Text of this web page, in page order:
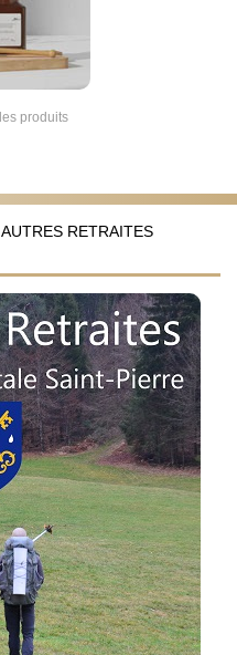
produits
RETRAITES